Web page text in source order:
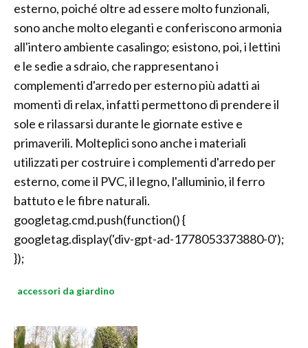
esterno, poiché oltre ad essere molto funzionali,
sono anche molto eleganti e conferiscono armonia
all'intero ambiente casalingo; esistono, poi, i lettini
e le sedie a sdraio, che rappresentano i
complementi d'arredo per esterno più adatti ai
momenti di relax, infatti permettono di prendere il
sole e rilassarsi durante le giornate estive e
primaverili. Molteplici sono anche i materiali
utilizzati per costruire i complementi d'arredo per
esterno, come il PVC, il legno, l'alluminio, il ferro
battuto e le fibre naturali.
googletag.cmd.push(function() {
googletag.display('div-gpt-ad-1778053373880-0');
});
accessori da giardino